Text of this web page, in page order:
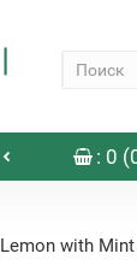
: 0
with